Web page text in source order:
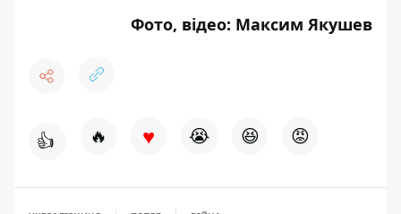
Фото, відео: Максим Якушев
👍 🔥 ♥ 😭 😆 😡